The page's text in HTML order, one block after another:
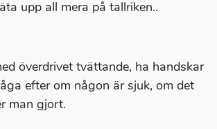
upp all mera på tallriken..
överdrivet tvättande, ha handskar
efter om någon är sjuk, om det
man gjort.